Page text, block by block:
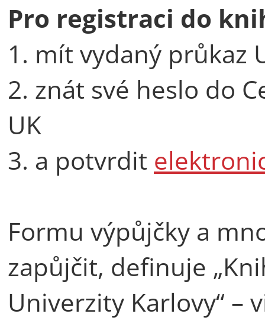
Pro registraci do
1. mít vydaný průkaz
2. znát své heslo do
UK
3. a potvrdit
Formu výpůjčky a
zapůjčit, definuje
Univerzity Karlovy“ –